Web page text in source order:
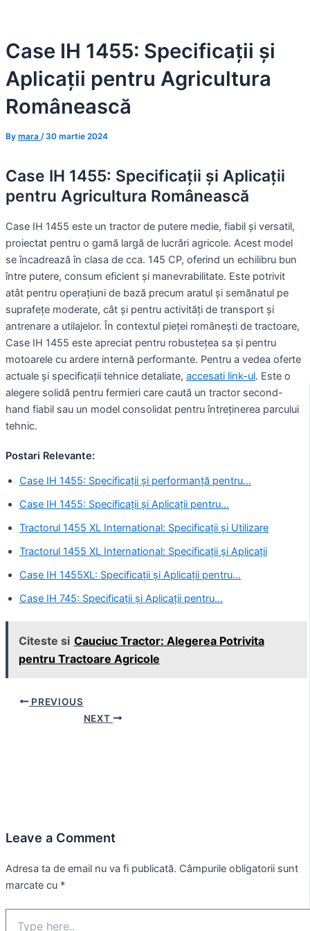
content
Case IH 1455: Specificații și
Aplicații pentru Agricultura
Românească
By mara /30 martie 2024
Case IH 1455: Specificații și Aplicații
pentru Agricultura Românească
Case IH 1455 este un tractor de putere medie, fiabil și versatil,
proiectat pentru o gamă largă de lucrări agricole. Acest model
se încadrează în clasa de cca. 145 CP, oferind un echilibru bun
între putere, consum eficient și manevrabilitate. Este potrivit
atât pentru operațiuni de bază precum aratul și semănatul pe
suprafețe moderate, cât și pentru activități de transport și
antrenare a utilajelor. În contextul pieței românești de tractoare,
Case IH 1455 este apreciat pentru robustețea sa și pentru
motoarele cu ardere internă performante. Pentru a vedea oferte
actuale și specificații tehnice detaliate, accesati link-ul. Este o
alegere solidă pentru fermieri care caută un tractor second-
hand fiabil sau un model consolidat pentru întreținerea parcului
tehnic.
Postari Relevante:
Case IH 1455: Specificații și performanță pentru…
Case IH 1455: Specificații și Aplicații pentru…
Tractorul 1455 XL International: Specificații și Utilizare
Tractorul 1455 XL International: Specificații și Aplicații
Case IH 1455XL: Specificații și Aplicații pentru…
Case IH 745: Specificații și Aplicații pentru…
Citeste si Cauciuc Tractor: Alegerea Potrivita
pentru Tractoare Agricole
Post PREVIOUS
NEXT
Leave a Comment
Adresa ta de email nu va fi publicată. Câmpurile obligatorii sunt
marcate cu *